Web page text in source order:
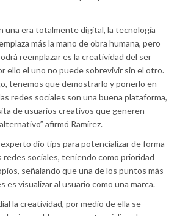
una era totalmente digital, la tecnología
más la mano de obra humana, pero
reemplazar es la creatividad del ser
ello el uno no puede sobrevivir sin el otro.
tenemos que demostrarlo y ponerlo en
redes sociales son una buena plataforma,
de usuarios creativos que generen
afirmó Ramírez.
dio tips para potencializar de forma
redes sociales, teniendo como prioridad
señalando que una de los puntos más
es visualizar al usuario como una marca.
la creatividad, por medio de ella se